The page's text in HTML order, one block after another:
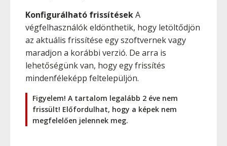
Konfigurálható frissítésekA
végfelhasználók eldönthetik, hogy letöltődjön
az aktuális frissítése egy szoftvernek vagy
maradjon a korábbi verzió. De arra is
lehetőségünk van, hogy egy frissítés
mindenféleképp feltelepüljön.
Figyelem! A tartalom legalább 2 éve nem
frissült! Előfordulhat, hogy a képek nem
megfelelően jelennek meg.